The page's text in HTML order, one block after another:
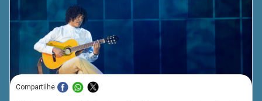
Compartilhe